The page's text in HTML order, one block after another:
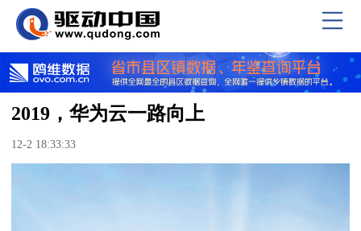
2019，华为云一路向上
12-2 18:33:33